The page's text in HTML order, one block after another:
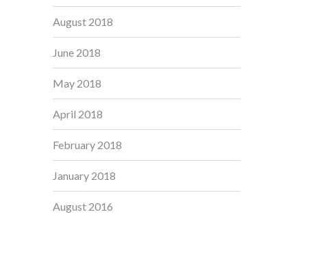
August 2018
June 2018
May 2018
April 2018
February 2018
January 2018
August 2016